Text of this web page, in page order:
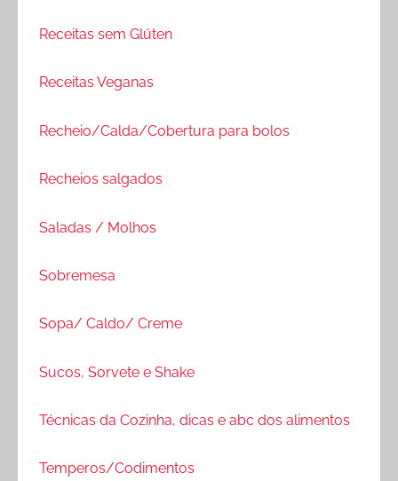
Receitas sem Glúten
Receitas Veganas
Recheio/Calda/Cobertura para bolos
Recheios salgados
Saladas / Molhos
Sobremesa
Sopa/ Caldo/ Creme
Sucos, Sorvete e Shake
Técnicas da Cozinha, dicas e abc dos alimentos
Temperos/Codimentos